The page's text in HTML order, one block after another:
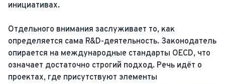
инициативах.
Отдельного внимания заслуживает то, как
определяется сама R&D-деятельность. Законодатель
опирается на международные стандарты OECD, что
означает достаточно строгий подход. Речь идёт о
проектах, где присутствуют элементы